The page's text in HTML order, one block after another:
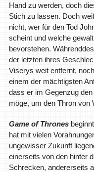
Hand zu werden, doch
Stich zu lassen. Doch
nicht, wer für den Tod
scheint und welche
bevorstehen.
der letzten ihres
Viserys weit entfernt,
einem der mächtigsten
dass er im Gegenzug
möge, um den Thron von
Game of Thrones
hat mit vielen
ungewisser Zukunft
einerseits von den hinter
Schrecken, andererseits